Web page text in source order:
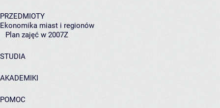
PRZEDMIOTY
Ekonomika miast i regionów
Plan zajęć w 2007Z
STUDIA
AKADEMIKI
POMOC